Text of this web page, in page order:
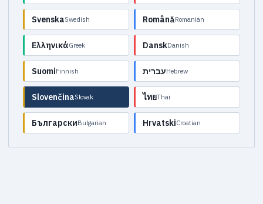
SvenskaSwedish RomânăRomanian
ΕλληνικάGreek DanskDanish
SuomiFinnish עבריתHebrew
SlovenčinaSlovak ไทยThai
БългарскиBulgarian HrvatskiCroatian